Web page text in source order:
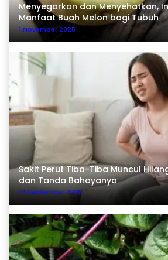
Menyegarkan dan Menyehatkan,
Manfaat Buah Melon bagi Tubuh
1 November 2025
Sakit Perut Tiba-Tiba Muncul
dan Tanda Bahayanya
21 September 2025